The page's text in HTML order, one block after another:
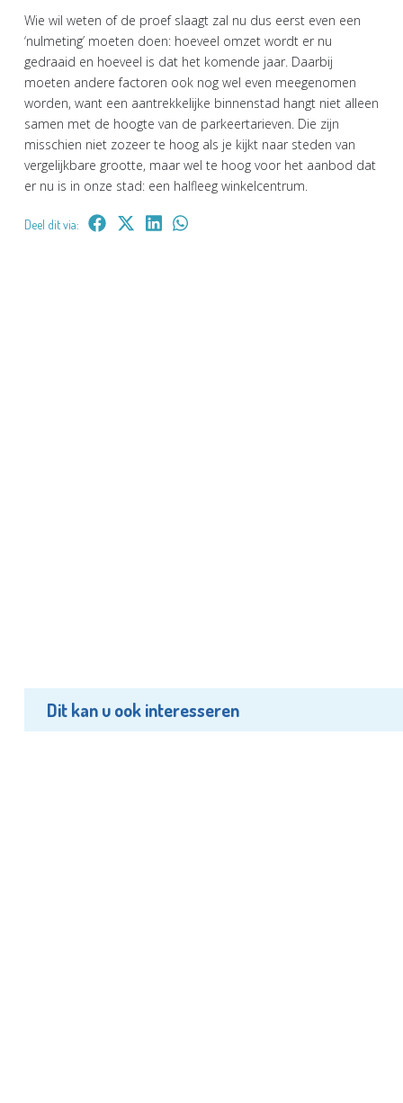
Wie wil weten of de proef slaagt zal nu dus eerst even een
‘nulmeting’ moeten doen: hoeveel omzet wordt er nu
gedraaid en hoeveel is dat het komende jaar. Daarbij
moeten andere factoren ook nog wel even meegenomen
worden, want een aantrekkelijke binnenstad hangt niet alleen
samen met de hoogte van de parkeertarieven. Die zijn
misschien niet zozeer te hoog als je kijkt naar steden van
vergelijkbare grootte, maar wel te hoog voor het aanbod dat
er nu is in onze stad: een halfleeg winkelcentrum.
Deel dit via:
Dit kan u ook interesseren